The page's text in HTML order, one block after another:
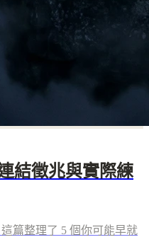
結徵兆與實際練
篇整理了 5 個你可能早就